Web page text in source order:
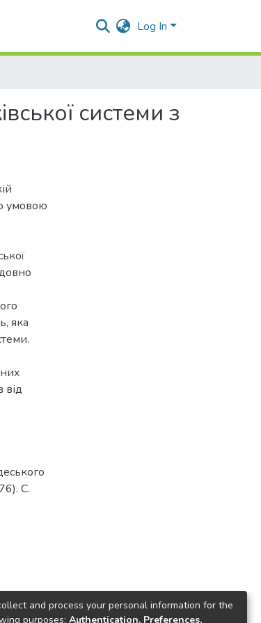
Log In
системи з
умовою
яка
від
С.
and process your personal information for the
purposes: Authentication, Preferences,